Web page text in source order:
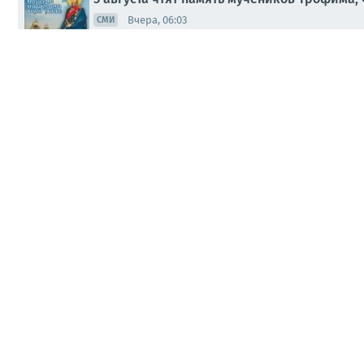
СМИ Вчера, 06:03